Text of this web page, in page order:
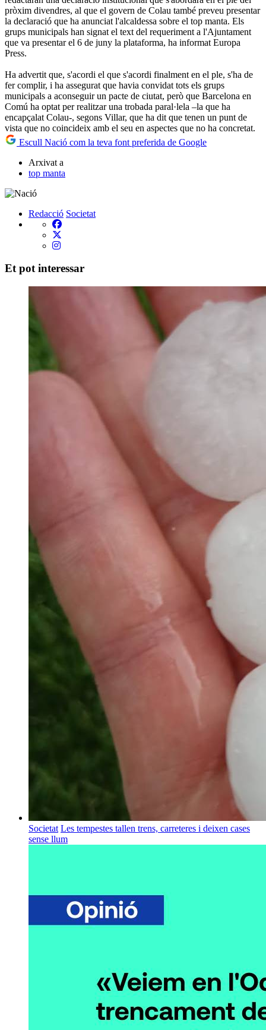
pròxim divendres, al que el govern de Colau també preveu presentar
la declaració que ha anunciat l'alcaldessa sobre el top manta. Els
grups municipals han signat el text del requeriment a l'Ajuntament
que va presentar el 6 de juny la plataforma, ha informat Europa
Press.
Ha advertit que, s'acordi el que s'acordi finalment en el ple, s'ha de
fer complir, i ha assegurat que havia convidat tots els grups
municipals a aconseguir un pacte de ciutat, però que Barcelona en
Comú ha optat per realitzar una trobada paral·lela –la que ha
encapçalat Colau-, segons Villar, que ha dit que tenen un punt de
vista que no coincideix amb el seu en aspectes que no ha concretat.
Escull Nació com la teva font preferida de Google
Arxivat a
top manta
Redacció Societat
Et pot interessar
Societat Les tempestes tallen trens, carreteres i deixen cases
sense llum